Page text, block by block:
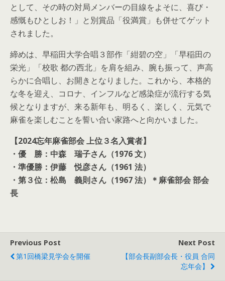
として、その時の対局メンバーの目線をよそに、喜び・
感慨もひとしお！」と別賞品「役満賞」も併せてゲット
されました。
締めは、早稲田大学合唱３部作「紺碧の空」「早稲田の
栄光」「校歌 都の西北」を肩を組み、腕も振って、声高
らかに合唱し、お開きとなりました。これから、本格的
な冬を迎え、コロナ、インフルなど感染症が流行する気
候となりますが、来る新年も、明るく、楽しく、元気で
麻雀を楽しむことを誓い合い家路へと向かいました。
【2024忘年麻雀部会 上位３名入賞者】
・優 勝：中森 瑞子さん（1976 文）
・準優勝：伊藤 悦彦さん（1961 法）
・第３位：松島 義則さん（1967 法）＊麻雀部会 部会
長
Previous Post
第1回橋梁見学会を開催
Next Post
【部会長副部会長・役員 合同
忘年会】